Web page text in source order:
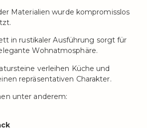
Materialien wurde kompromisslos
in rustikaler Ausführung sorgt für
Wohnatmosphäre.
verleihen Küche und
repräsentativen Charakter.
unter anderem: